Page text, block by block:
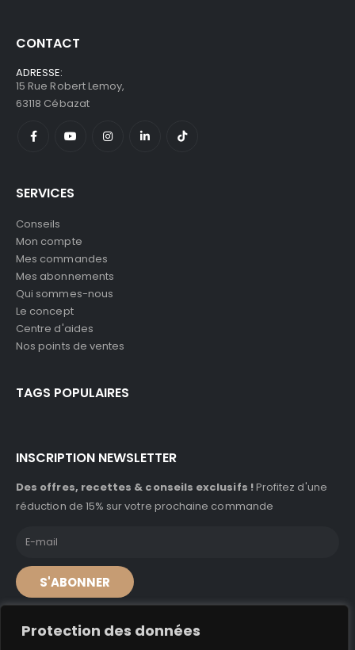
Protection des données
CONTACT
ADRESSE:
15 Rue Robert Lemoy,
63118 Cébazat
SERVICES
Conseils
Mon compte
Mes commandes
Mes abonnements
Qui sommes-nous
Le concept
Centre d'aides
Nos points de ventes
TAGS POPULAIRES
INSCRIPTION NEWSLETTER
Des offres, recettes & conseils exclusifs !Profitez d'une
réduction de 15% sur votre prochaine commande
S'ABONNER